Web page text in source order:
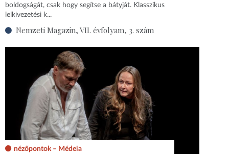
boldogságát, csak hogy segítse a bátyját. Klasszikus
lelkivezetési k...
Nemzeti Magazin, VII. évfolyam, 3. szám
nézőpontok – Médeia